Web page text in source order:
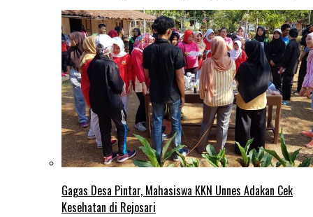
Gagas Desa Pintar, Mahasiswa KKN Unnes Adakan Cek
Kesehatan di Rejosari